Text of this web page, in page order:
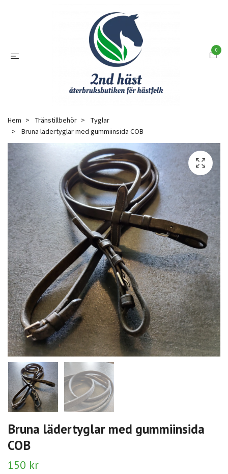
0
Hem Tränstillbehör
Tyglar
Bruna lädertyglar med gummiinsida COB
Bruna lädertyglar med gummiinsida
COB
150 kr